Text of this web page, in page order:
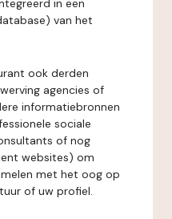
in een
van het
ook derden
agencies of
informatiebronnen
sociale
of nog
websites) om
met het oog op
of uw profiel.